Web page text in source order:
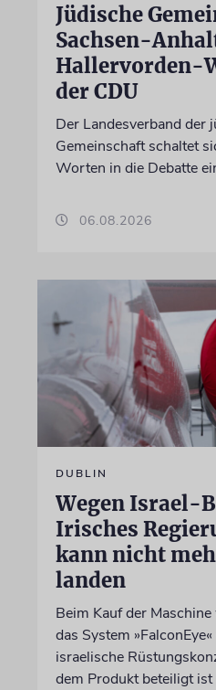
Jüdische
Sachsen-
Hallervorden-
der CDU
Der Landesverband der
Gemeinschaft schaltet
Worten in die Debatte
06.08.2026
DUBLIN
Wegen Israel-
Irisches
kann nicht
landen
Beim Kauf der
das System
israelische
dem Produkt beteiligt ist